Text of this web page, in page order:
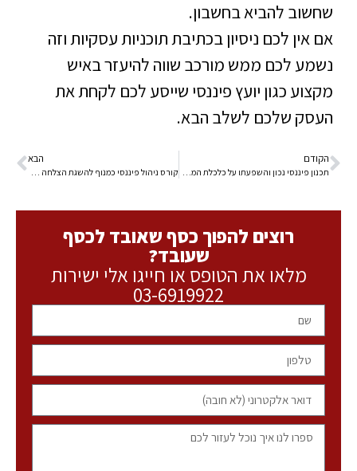
שחשוב להביא בחשבון.
אם אין לכם ניסיון בכתיבת תוכניות עסקיות וזה
נשמע לכם ממש מורכב שווה להיעזר באיש
מקצוע כגון יועץ פיננסי שייסע לכם לקחת את
העסק שלכם לשלב הבא.
הקודם הבא
רוצים להפוך כסף שאובד לכסף
שעובד?
מלאו את הטופס או חייגו אלי ישירות
03-6919922